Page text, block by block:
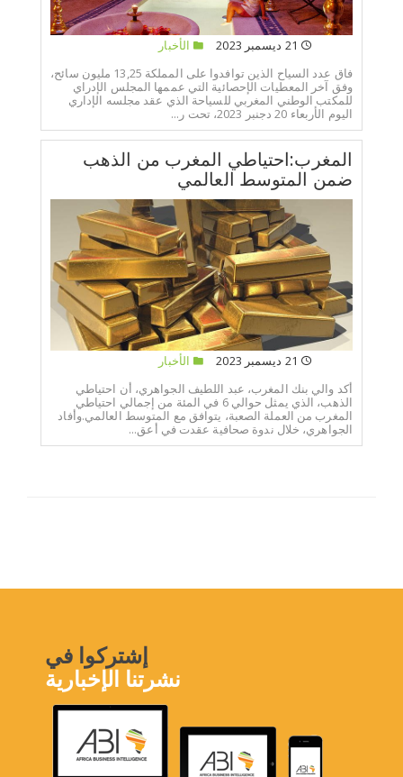
الأخبار
فاق عدد السياح الذين توافدوا على المملكة 13,25 مليون سائح،
وفق آخر المعطيات الإحصائية التي عممها المجلس الإدراي
للمكتب الوطني المغربي للسياحة الذي عقد مجلسه الإداري
اليوم الأربعاء 20 دجنبر 2023، تحت ر...
المغرب:احتياطي المغرب من الذهب
ضمن المتوسط العالمي
الأخبار
أكد والي بنك المغرب، عبد اللطيف الجواهري، أن احتياطي
الذهب، الذي يمثل حوالي 6 في المئة من إجمالي احتياطي
المغرب من العملة الصعبة، يتوافق مع المتوسط العالمي.وأفاد
الجواهري، خلال ندوة صحافية عقدت في أعق...
إشتركوا في
نشرتنا الإخبارية